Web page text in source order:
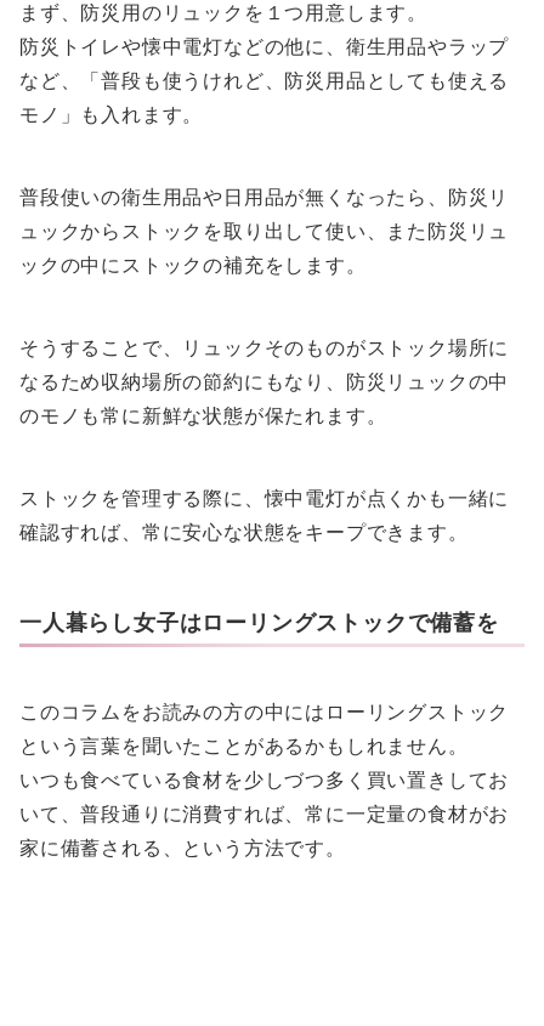
まず、防災用のリュックを１つ用意します。
防災トイレや懐中電灯などの他に、衛生用品やラップ
など、「普段も使うけれど、防災用品としても使える
モノ」も入れます。
普段使いの衛生用品や日用品が無くなったら、防災リ
ュックからストックを取り出して使い、また防災リュ
ックの中にストックの補充をします。
そうすることで、リュックそのものがストック場所に
なるため収納場所の節約にもなり、防災リュックの中
のモノも常に新鮮な状態が保たれます。
ストックを管理する際に、懐中電灯が点くかも一緒に
確認すれば、常に安心な状態をキープできます。
一人暮らし女子はローリングストックで備蓄を
このコラムをお読みの方の中にはローリングストック
という言葉を聞いたことがあるかもしれません。
いつも食べている食材を少しづつ多く買い置きしてお
いて、普段通りに消費すれば、常に一定量の食材がお
家に備蓄される、という方法です。